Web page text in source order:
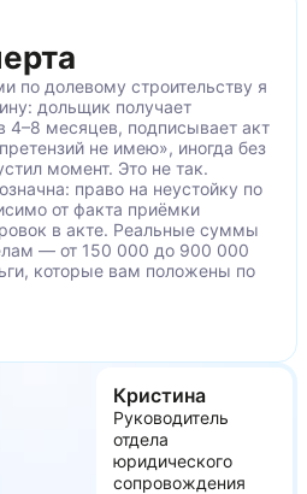
унитаза
накладка замка
наличниками
на межкомнатных
накладок на петлях
по долевому строительству я
дольщик получает
4–8 месяцев, подписывает акт
не имею», иногда без
момент. Это не так.
право на неустойку по
от факта приёмки
в акте. Реальные суммы
— от 150 000 до 900 000
которые вам положены по
Кристина
Руководитель
отдела
юридического
сопровождения